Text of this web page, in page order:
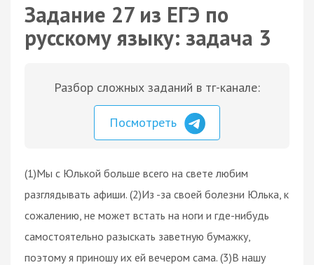
Задание 27 из ЕГЭ по
русскому языку: задача 3
Разбор сложных заданий в тг-канале:
Посмотреть
(1)Мы с Юлькой больше всего на свете любим
разглядывать афиши. (2)Из -за своей болезни Юлька, к
сожалению, не может встать на ноги и где-нибудь
самостоятельно разыскать заветную бумажку,
поэтому я приношу их ей вечером сама. (3)В нашу